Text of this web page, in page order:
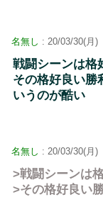
名無し : 20/03/30(月)
戦闘シーンは格
その格好良い勝
いうのが酷い
名無し : 20/03/30(月)
>戦闘シーンは
>その格好良い